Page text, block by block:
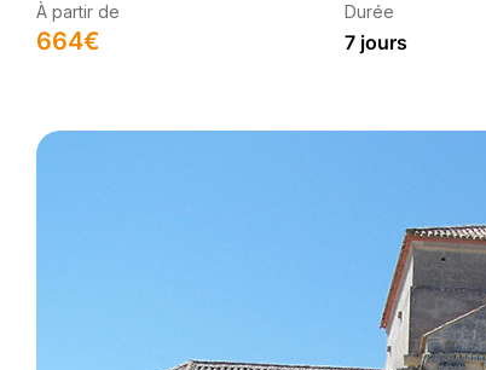
À partir de
664€
Durée
7 jours